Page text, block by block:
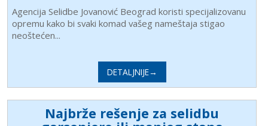
Agencija Selidbe Jovanović Beograd koristi specijalizovanu
opremu kako bi svaki komad vašeg nameštaja stigao
neoštećen...
DETALJNIJE→
Najbrže rešenje za selidbu